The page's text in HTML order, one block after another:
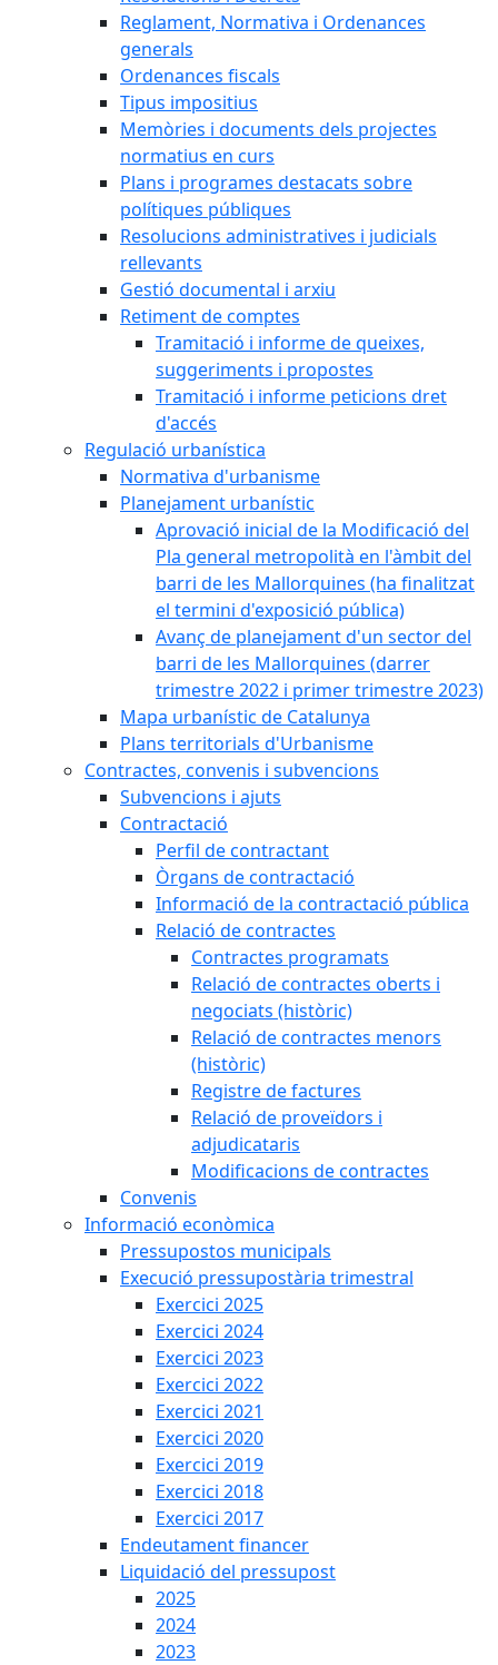
Reglament, Normativa i Ordenances
generals
Ordenances fiscals
Tipus impositius
Memòries i documents dels projectes
normatius en curs
Plans i programes destacats sobre
polítiques públiques
Resolucions administratives i judicials
rellevants
Gestió documental i arxiu
Retiment de comptes
Tramitació i informe de queixes,
suggeriments i propostes
Tramitació i informe peticions dret
d'accés
Regulació urbanística
Normativa d'urbanisme
Planejament urbanístic
Aprovació inicial de la Modificació del
Pla general metropolità en l'àmbit del
barri de les Mallorquines (ha finalitzat
el termini d'exposició pública)
Avanç de planejament d'un sector del
barri de les Mallorquines (darrer
trimestre 2022 i primer trimestre 2023)
Mapa urbanístic de Catalunya
Plans territorials d'Urbanisme
Contractes, convenis i subvencions
Subvencions i ajuts
Contractació
Perfil de contractant
Òrgans de contractació
Informació de la contractació pública
Relació de contractes
Contractes programats
Relació de contractes oberts i
negociats (històric)
Relació de contractes menors
(històric)
Registre de factures
Relació de proveïdors i
adjudicataris
Modificacions de contractes
Convenis
Informació econòmica
Pressupostos municipals
Execució pressupostària trimestral
Exercici 2025
Exercici 2024
Exercici 2023
Exercici 2022
Exercici 2021
Exercici 2020
Exercici 2019
Exercici 2018
Exercici 2017
Endeutament financer
Liquidació del pressupost
2025
2024
2023